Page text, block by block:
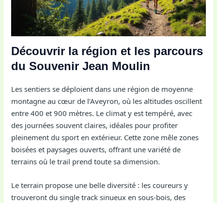
Découvrir la région et les parcours
du Souvenir Jean Moulin
Les sentiers se déploient dans une région de moyenne
montagne au cœur de l’Aveyron, où les altitudes oscillent
entre 400 et 900 mètres. Le climat y est tempéré, avec
des journées souvent claires, idéales pour profiter
pleinement du sport en extérieur. Cette zone mêle zones
boisées et paysages ouverts, offrant une variété de
terrains où le trail prend toute sa dimension.
Le terrain propose une belle diversité : les coureurs y
trouveront du single track sinueux en sous-bois, des